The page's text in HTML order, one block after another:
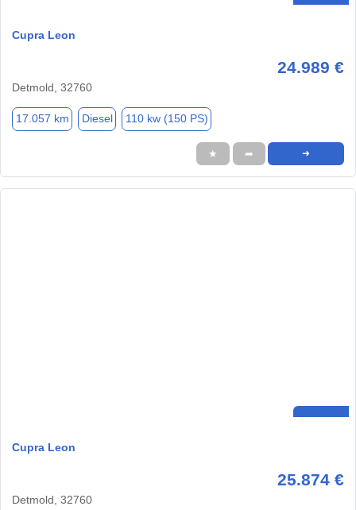
Cupra Leon
24.989 €
Detmold, 32760
17.057 km Diesel 110 kw (150 PS)
★ ➦ ➜
Cupra Leon
25.874 €
Detmold, 32760